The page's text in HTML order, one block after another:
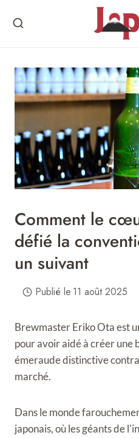
Comment le
défié la
un suivant
Publié le 11 août 2025
Brewmaster Eriko Ota est
pour avoir aidé à créer une
émeraude distinctive
marché.
Dans le monde
japonais, où les géants de